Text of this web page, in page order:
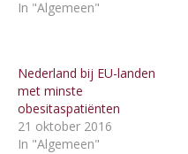
In "Algemeen"
Nederland bij EU-landen
met minste
obesitaspatiënten
21 oktober 2016
In "Algemeen"